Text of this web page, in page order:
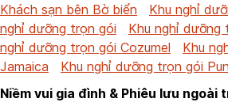
Khách sạn bên Bờ biển
Khu nghỉ
nghỉ dưỡng trọn gói
Khu nghỉ dưỡng
nghỉ dưỡng trọn gói Cozumel
Khu
Jamaica
Khu nghỉ dưỡng trọn gói
Niềm vui gia đình & Phiêu lưu ngoài